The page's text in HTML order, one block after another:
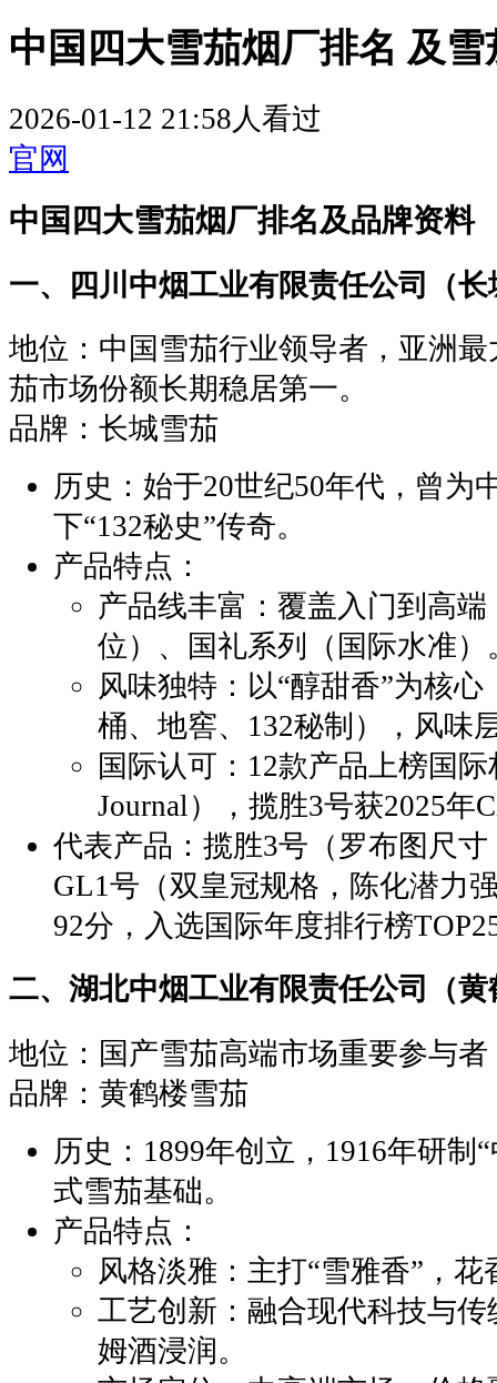
中国四大雪茄烟厂排名 及
2026-01-12 21:58 人看过
官网
中国四大雪茄烟厂排名及品牌资料
一、四川中烟工业有限责任公司（长
地位‌：中国雪茄行业领导者，亚洲
茄市场份额长期稳居第一。
‌品牌‌：长城雪茄
历史‌：始于20世纪50年代，曾为
下“132秘史”传奇。
‌产品特点‌：
产品线丰富‌：覆盖入门到高
位）、国礼系列（国际水准）
风味独特‌：以“醇甜香”为核
桶、地窖、132秘制），风味
国际认可‌：12款产品上榜国
Journal），揽胜3号获2025年
代表产品‌：揽胜3号（罗布图尺
GL1号（双皇冠规格，陈化潜力
92分，入选国际年度排行榜
二、湖北中烟工业有限责任公司（
地位‌：国产雪茄高端市场重要参与
‌品牌‌：黄鹤楼雪茄
历史‌：1899年创立，1916年研制
式雪茄基础。
‌产品特点‌：
风格淡雅‌：主打“雪雅香”，
工艺创新‌：融合现代科技与
姆酒浸润。